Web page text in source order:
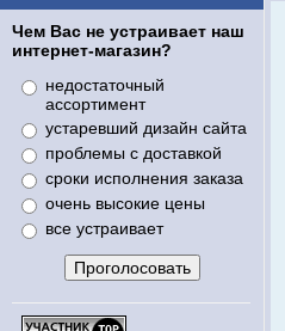
Чем Вас не устраивает наш
интернет-магазин?
недостаточный
ассортимент
устаревший дизайн сайта
проблемы с доставкой
сроки исполнения заказа
очень высокие цены
все устраивает